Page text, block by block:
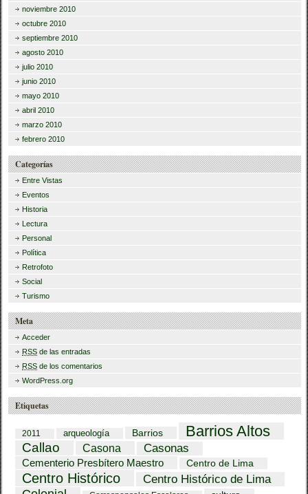
noviembre 2010
octubre 2010
septiembre 2010
agosto 2010
julio 2010
junio 2010
mayo 2010
abril 2010
marzo 2010
febrero 2010
Categorías
Entre Vistas
Eventos
Historia
Lectura
Personal
Política
Retrofoto
Social
Turismo
Meta
Acceder
RSS de las entradas
RSS de los comentarios
WordPress.org
Etiquetas
2011 arqueología Barrios Barrios Altos
Callao Casona Casonas
Cementerio Presbítero Maestro Centro de Lima
Centro Histórico
Centro Histórico de Lima